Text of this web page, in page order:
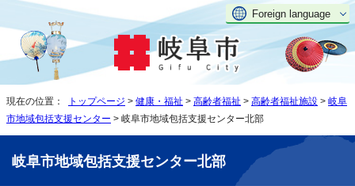
Foreign language
現在の位置： トップページ > 健康・福祉 > 高齢者福祉 > 高齢者福祉施設 > 岐阜
市地域包括支援センター > 岐阜市地域包括支援センター北部
岐阜市地域包括支援センター北部